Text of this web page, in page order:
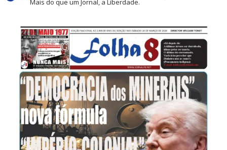
Mais do que um Jornal, a Liberdade.